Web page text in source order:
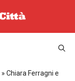
» Chiara Ferragni e